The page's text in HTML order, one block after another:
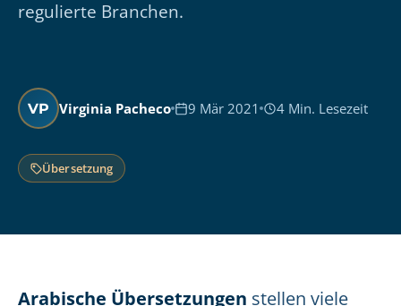
regulierte Branchen.
VP Virginia Pacheco 9 Mär 2021 4 Min. Lesezeit
Übersetzung
Arabische Übersetzungen stellen viele